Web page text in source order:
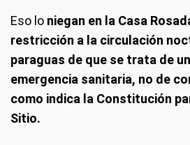
Eso lo niegan en la Casa
restricción a la circulación
paraguas de que se trata de
emergencia sanitaria, no de
como indica la Constitución
Sitio.